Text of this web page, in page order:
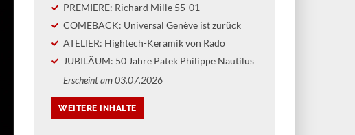
PREMIERE: Richard Mille 55-01
COMEBACK: Universal Genève ist zurück
ATELIER: Hightech-Keramik von Rado
JUBILÄUM: 50 Jahre Patek Philippe Nautilus
Erscheint am 03.07.2026